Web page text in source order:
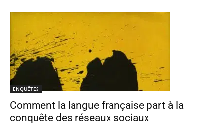
ENQUÊTES
Comment la langue française part à la
conquête des réseaux sociaux